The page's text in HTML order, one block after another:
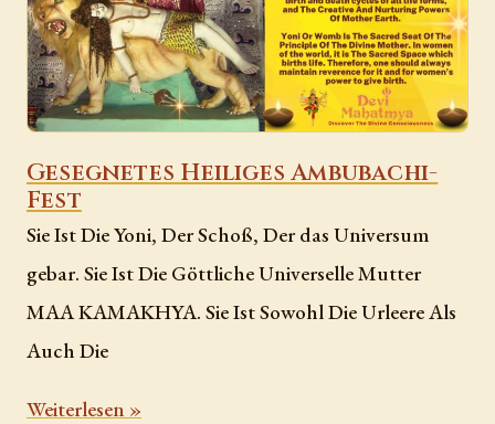
Gesegnetes Heiliges Ambubachi-
Fest
Sie Ist Die Yoni, Der Schoß, Der das Universum
gebar. Sie Ist Die Göttliche Universelle Mutter
MAA KAMAKHYA. Sie Ist Sowohl Die Urleere Als
Auch Die
Weiterlesen »